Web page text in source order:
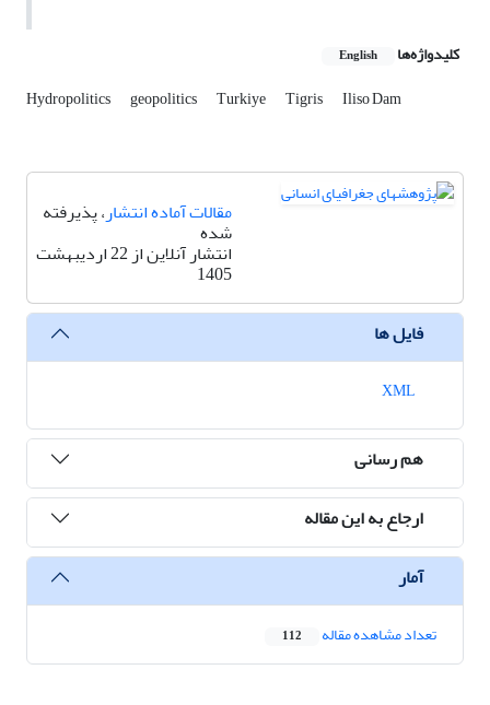
کلیدواژه‌ها English
Hydropolitics geopolitics Turkiye Tigris Iliso Dam
مقالات آماده انتشار، پذیرفته
شده
انتشار آنلاین از 22 اردیبهشت
1405
فایل ها
هم رسانی
ارجاع به این مقاله
آمار
تعداد مشاهده مقاله 112